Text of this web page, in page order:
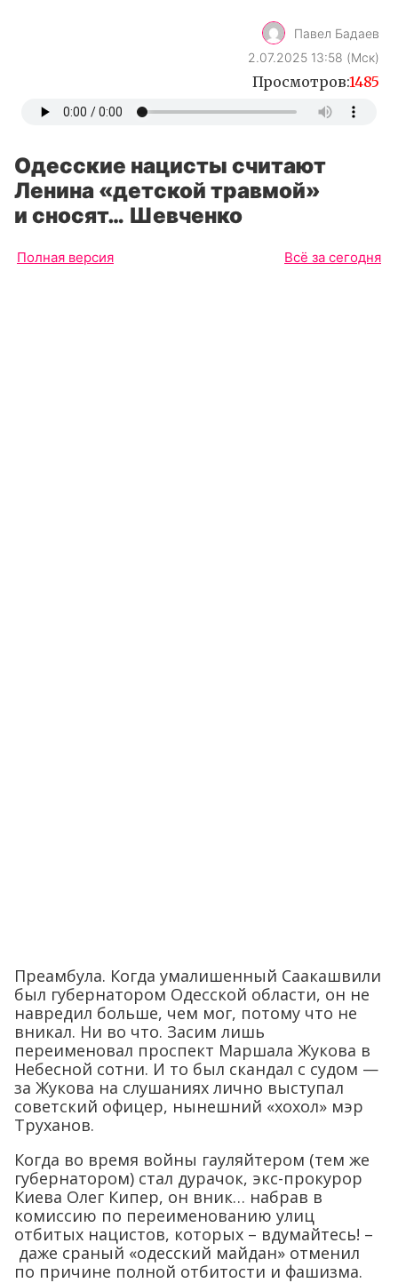
Павел Бадаев
2.07.2025 13:58 (Мск)
Просмотров:1485
Одесские нацисты считают
Ленина «детской травмой»
и сносят… Шевченко
Полная версия Всё за сегодня
Преамбула. Когда умалишенный Саакашвили
был губернатором Одесской области, он не
навредил больше, чем мог, потому что не
вникал. Ни во что. Засим лишь
переименовал проспект Маршала Жукова в
Небесной сотни. И то был скандал с судом —
за Жукова на слушаниях лично выступал
советский офицер, нынешний «хохол» мэр
Труханов.
Когда во время войны гауляйтером (тем же
губернатором) стал дурачок, экс-прокурор
Киева Олег Кипер, он вник… набрав в
комиссию по переименованию улиц
отбитых нацистов, которых – вдумайтесь! –
даже сраный «одесский майдан» отменил
по причине полной отбитости и фашизма.